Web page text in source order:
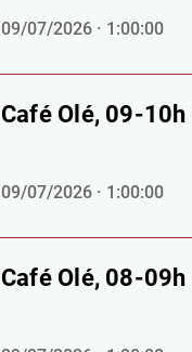
09/07/2026 · 1:00:00
Café Olé, 09-
09/07/2026 · 1:00:00
Café Olé, 08-